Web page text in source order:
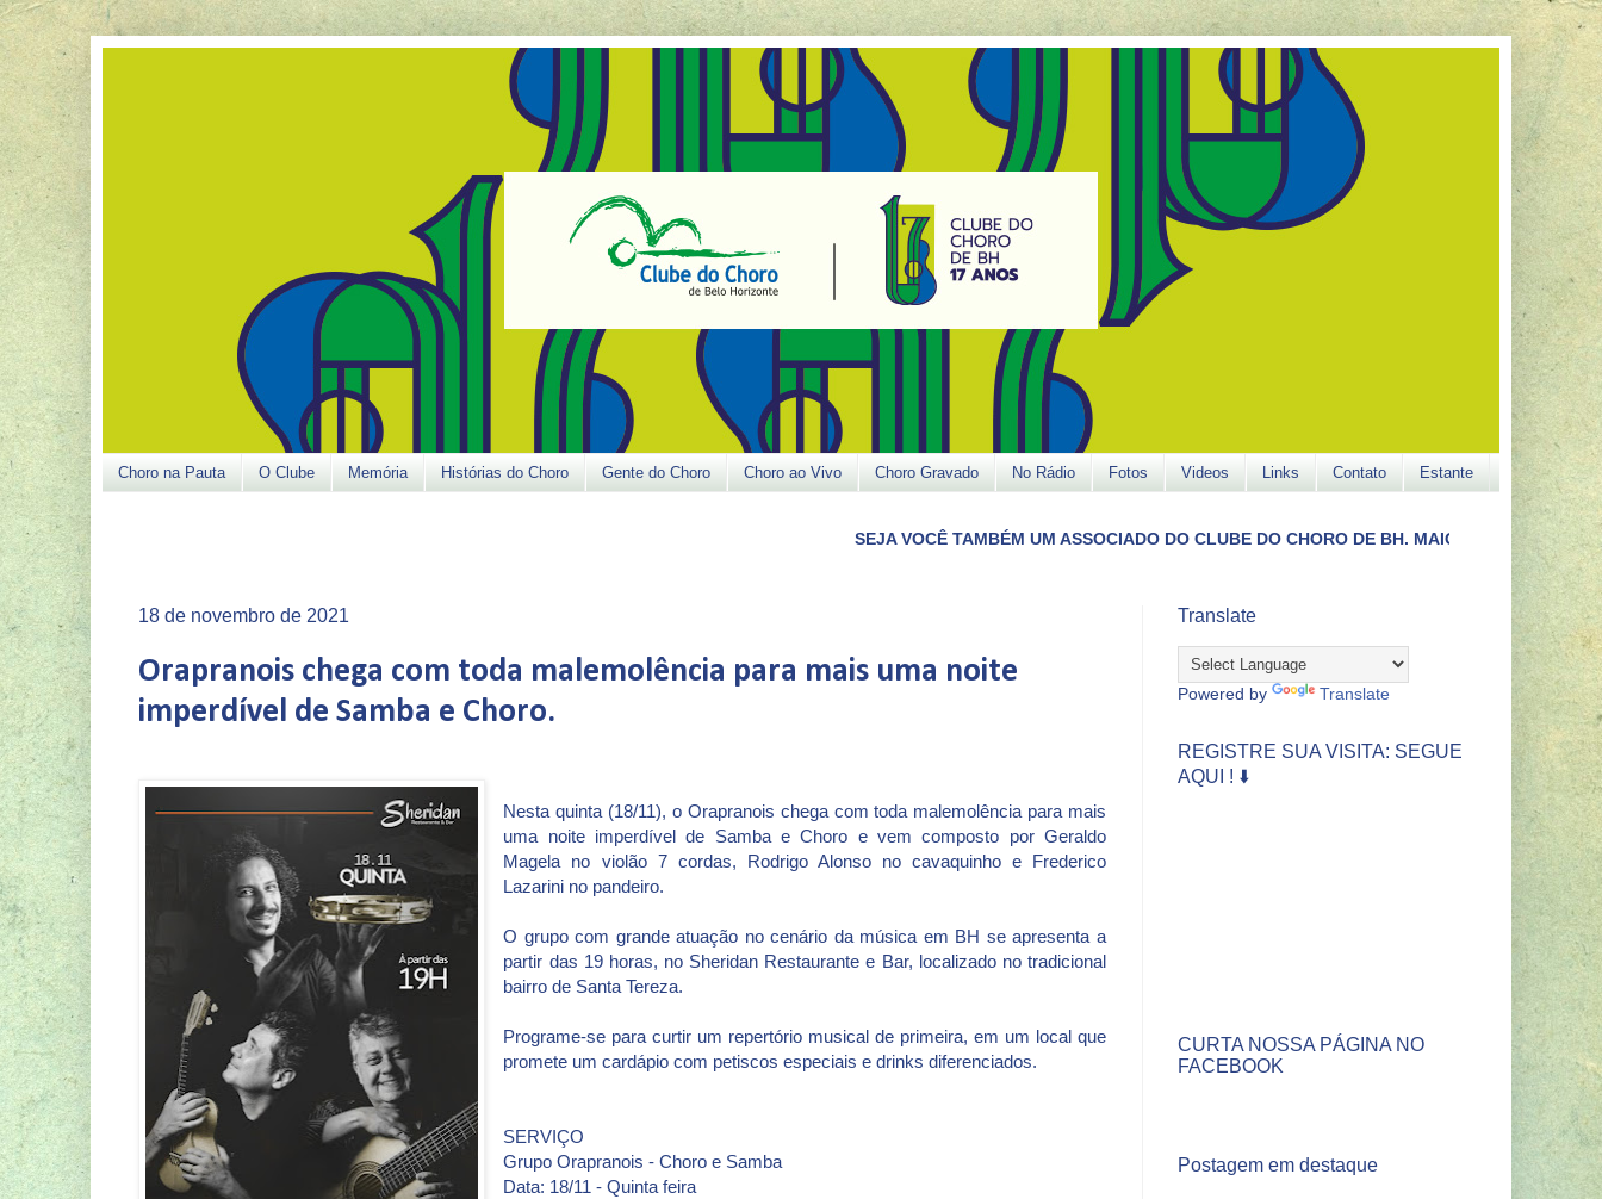
Choro na Pauta O Clube Memória Histórias do Choro Gente do Choro Choro ao Vivo Choro Gravado No Rádio Fotos Videos Links Contato Estante
SEJA VOCÊ TAMBÉM UM ASSOCIADO DO CLUBE DO CHORO DE BH. MAIORES INFORMAÇÕES LIGUE
18 de novembro de 2021
Orapranois chega com toda malemolência para mais uma noite
imperdível de Samba e Choro.
Nesta quinta (18/11), o Orapranois chega com toda malemolência para mais
uma noite imperdível de Samba e Choro e vem composto por Geraldo
Magela no violão 7 cordas, Rodrigo Alonso no cavaquinho e Frederico
Lazarini no pandeiro.
O grupo com grande atuação no cenário da música em BH se apresenta a
partir das 19 horas, no Sheridan Restaurante e Bar, localizado no tradicional
bairro de Santa Tereza.
Programe-se para curtir um repertório musical de primeira, em um local que
promete um cardápio com petiscos especiais e drinks diferenciados.
SERVIÇO
Grupo Orapranois - Choro e Samba
Data: 18/11 - Quinta feira
Translate
Powered by Translate
REGISTRE SUA VISITA: SEGUE
AQUI ! ⬇️
CURTA NOSSA PÁGINA NO
FACEBOOK
Postagem em destaque